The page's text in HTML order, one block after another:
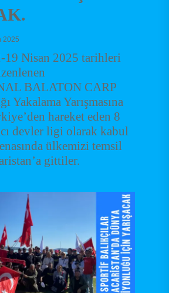
2025
19 Nisan 2025 tarihleri
BALATON CARP
Yakalama Yarışmasına
hareket eden 8
devler ligi olarak kabul
ülkemizi temsil
gittiler.